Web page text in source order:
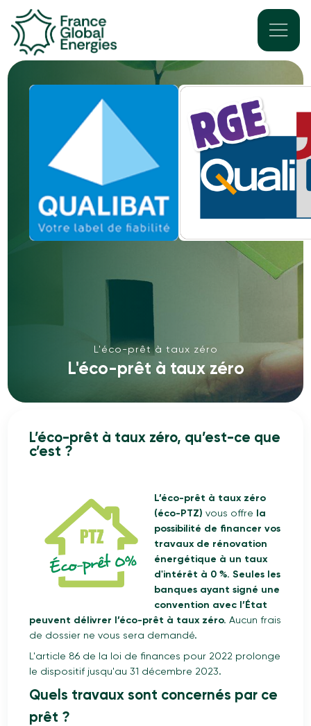
L'éco-prêt à taux zéro
L'éco-prêt à taux zéro
L’éco-prêt à taux zéro, qu’est-ce que
c’est ?
L’éco-prêt à taux zéro
(éco-PTZ) vous offre la
possibilité de financer vos
travaux de rénovation
énergétique à un taux
d'intérêt à 0 %. Seules les
banques ayant signé une
convention avec l’État
peuvent délivrer l’éco-prêt à taux zéro. Aucun frais
de dossier ne vous sera demandé.
L'article 86 de la loi de ﬁnances pour 2022 prolonge
le dispositif jusqu'au 31 décembre 2023.
Quels travaux sont concernés par ce
prêt ?